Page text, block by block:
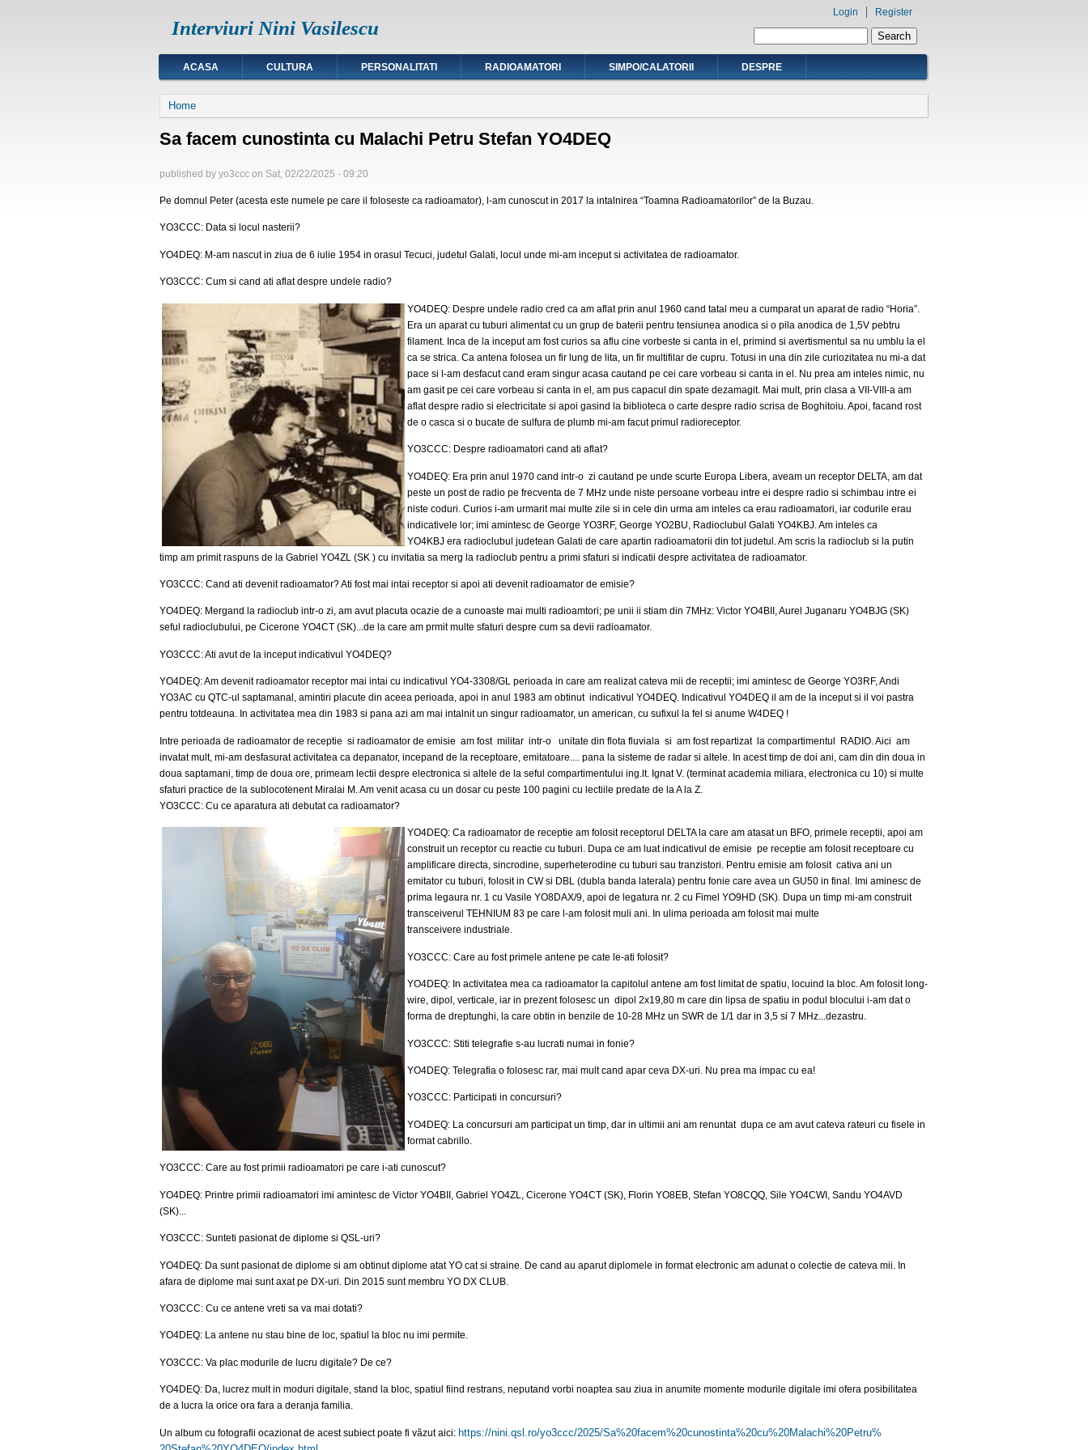
Interviuri Nini Vasilescu
Login Register
ACASA CULTURA PERSONALITATI RADIOAMATORI SIMPO/CALATORII DESPRE
You are here
Home
Sa facem cunostinta cu Malachi Petru Stefan YO4DEQ
published by yo3ccc on Sat, 02/22/2025 - 09:20
Pe domnul Peter (acesta este numele pe care il foloseste ca radioamator), l-am cunoscut in 2017 la intalnirea “Toamna Radioamatorilor” de la Buzau.
YO3CCC: Data si locul nasterii?
YO4DEQ: M-am nascut in ziua de 6 iulie 1954 in orasul Tecuci, judetul Galati, locul unde mi-am inceput si activitatea de radioamator.
YO3CCC: Cum si cand ati aflat despre undele radio?
YO4DEQ: Despre undele radio cred ca am aflat prin anul 1960 cand tatal meu a cumparat un aparat de radio “Horia”.
Era un aparat cu tuburi alimentat cu un grup de baterii pentru tensiunea anodica si o pila anodica de 1,5V pebtru
filament. Inca de la inceput am fost curios sa aflu cine vorbeste si canta in el, primind si avertismentul sa nu umblu la el
ca se strica. Ca antena folosea un fir lung de lita, un fir multifilar de cupru. Totusi in una din zile curiozitatea nu mi-a dat
pace si l-am desfacut cand eram singur acasa cautand pe cei care vorbeau si canta in el. Nu prea am inteles nimic, nu
am gasit pe cei care vorbeau si canta in el, am pus capacul din spate dezamagit. Mai mult, prin clasa a VII-VIII-a am
aflat despre radio si electricitate si apoi gasind la biblioteca o carte despre radio scrisa de Boghitoiu. Apoi, facand rost
de o casca si o bucate de sulfura de plumb mi-am facut primul radioreceptor.
YO3CCC: Despre radioamatori cand ati aflat?
YO4DEQ: Era prin anul 1970 cand intr-o zi cautand pe unde scurte Europa Libera, aveam un receptor DELTA, am dat
peste un post de radio pe frecventa de 7 MHz unde niste persoane vorbeau intre ei despre radio si schimbau intre ei
niste coduri. Curios i-am urmarit mai multe zile si in cele din urma am inteles ca erau radioamatori, iar codurile erau
indicativele lor; imi amintesc de George YO3RF, George YO2BU, Radioclubul Galati YO4KBJ. Am inteles ca
YO4KBJ era radioclubul judetean Galati de care apartin radioamatorii din tot judetul. Am scris la radioclub si la putin
timp am primit raspuns de la Gabriel YO4ZL (SK ) cu invitatia sa merg la radioclub pentru a primi sfaturi si indicatii despre activitatea de radioamator.
YO3CCC: Cand ati devenit radioamator? Ati fost mai intai receptor si apoi ati devenit radioamator de emisie?
YO4DEQ: Mergand la radioclub intr-o zi, am avut placuta ocazie de a cunoaste mai multi radioamtori; pe unii ii stiam din 7MHz: Victor YO4BII, Aurel Juganaru YO4BJG (SK)
seful radioclubului, pe Cicerone YO4CT (SK)...de la care am prmit multe sfaturi despre cum sa devii radioamator.
YO3CCC: Ati avut de la inceput indicativul YO4DEQ?
YO4DEQ: Am devenit radioamator receptor mai intai cu indicativul YO4-3308/GL perioada in care am realizat cateva mii de receptii; imi amintesc de George YO3RF, Andi
YO3AC cu QTC-ul saptamanal, amintiri placute din aceea perioada, apoi in anul 1983 am obtinut indicativul YO4DEQ. Indicativul YO4DEQ il am de la inceput si il voi pastra
pentru totdeauna. In activitatea mea din 1983 si pana azi am mai intalnit un singur radioamator, un american, cu sufixul la fel si anume W4DEQ !
Intre perioada de radioamator de receptie si radioamator de emisie am fost militar intr-o unitate din flota fluviala si am fost repartizat la compartimentul RADIO. Aici am
invatat mult, mi-am desfasurat activitatea ca depanator, incepand de la receptoare, emitatoare.... pana la sisteme de radar si altele. In acest timp de doi ani, cam din din doua in
doua saptamani, timp de doua ore, primeam lectii despre electronica si altele de la seful compartimentului ing.lt. Ignat V. (terminat academia miliara, electronica cu 10) si multe
sfaturi practice de la sublocotenent Miralai M. Am venit acasa cu un dosar cu peste 100 pagini cu lectiile predate de la A la Z.
YO3CCC: Cu ce aparatura ati debutat ca radioamator?
YO4DEQ: Ca radioamator de receptie am folosit receptorul DELTA la care am atasat un BFO, primele receptii, apoi am
construit un receptor cu reactie cu tuburi. Dupa ce am luat indicativul de emisie pe receptie am folosit receptoare cu
amplificare directa, sincrodine, superheterodine cu tuburi sau tranzistori. Pentru emisie am folosit cativa ani un
emitator cu tuburi, folosit in CW si DBL (dubla banda laterala) pentru fonie care avea un GU50 in final. Imi aminesc de
prima legaura nr. 1 cu Vasile YO8DAX/9, apoi de legatura nr. 2 cu Fimel YO9HD (SK). Dupa un timp mi-am construit
transceiverul TEHNIUM 83 pe care l-am folosit muli ani. In ulima perioada am folosit mai multe
transceivere industriale.
YO3CCC: Care au fost primele antene pe cate le-ati folosit?
YO4DEQ: In activitatea mea ca radioamator la capitolul antene am fost limitat de spatiu, locuind la bloc. Am folosit long-
wire, dipol, verticale, iar in prezent folosesc un dipol 2x19,80 m care din lipsa de spatiu in podul blocului i-am dat o
forma de dreptunghi, la care obtin in benzile de 10-28 MHz un SWR de 1/1 dar in 3,5 si 7 MHz...dezastru.
YO3CCC: Stiti telegrafie s-au lucrati numai in fonie?
YO4DEQ: Telegrafia o folosesc rar, mai mult cand apar ceva DX-uri. Nu prea ma impac cu ea!
YO3CCC: Participati in concursuri?
YO4DEQ: La concursuri am participat un timp, dar in ultimii ani am renuntat dupa ce am avut cateva rateuri cu fisele in
format cabrillo.
YO3CCC: Care au fost primii radioamatori pe care i-ati cunoscut?
YO4DEQ: Printre primii radioamatori imi amintesc de Victor YO4BII, Gabriel YO4ZL, Cicerone YO4CT (SK), Florin YO8EB, Stefan YO8CQQ, Sile YO4CWI, Sandu YO4AVD
(SK)...
YO3CCC: Sunteti pasionat de diplome si QSL-uri?
YO4DEQ: Da sunt pasionat de diplome si am obtinut diplome atat YO cat si straine. De cand au aparut diplomele in format electronic am adunat o colectie de cateva mii. In
afara de diplome mai sunt axat pe DX-uri. Din 2015 sunt membru YO DX CLUB.
YO3CCC: Cu ce antene vreti sa va mai dotati?
YO4DEQ: La antene nu stau bine de loc, spatiul la bloc nu imi permite.
YO3CCC: Va plac modurile de lucru digitale? De ce?
YO4DEQ: Da, lucrez mult in moduri digitale, stand la bloc, spatiul fiind restrans, neputand vorbi noaptea sau ziua in anumite momente modurile digitale imi ofera posibilitatea
de a lucra la orice ora fara a deranja familia.
Un album cu fotografii ocazionat de acest subiect poate fi văzut aici: https://nini.qsl.ro/yo3ccc/2025/Sa%20facem%20cunostinta%20cu%20Malachi%20Petru%